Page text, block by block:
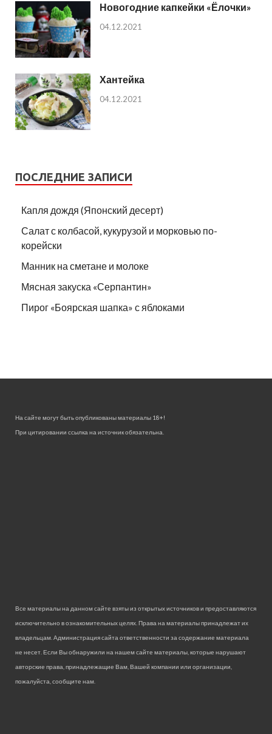
Новогодние капкейки «Ёлочки»
04.12.2021
Хантейка
04.12.2021
ПОСЛЕДНИЕ ЗАПИСИ
Капля дождя (Японский десерт)
Салат с колбасой, кукурузой и морковью по-
корейски
Манник на сметане и молоке
Мясная закуска «Серпантин»
Пирог «Боярская шапка» с яблоками
На сайте могут быть опубликованы материалы 18+!
При цитировании ссылка на источник обязательна.
Все материалы на данном сайте взяты из открытых источников и предоставляются
исключительно в ознакомительных целях. Права на материалы принадлежат их
владельцам. Администрация сайта ответственности за содержание материала
не несет. Если Вы обнаружили на нашем сайте материалы, которые нарушают
авторские права, принадлежащие Вам, Вашей компании или организации,
пожалуйста, сообщите нам.